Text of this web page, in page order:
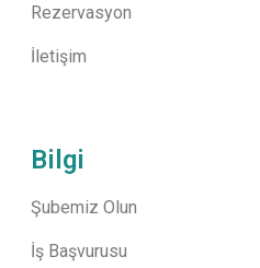
Rezervasyon
İletişim
Bilgi
Şubemiz Olun
İş Başvurusu